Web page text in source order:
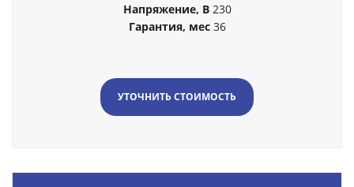
Напряжение, В230
Гарантия, мес36
УТОЧНИТЬ СТОИМОСТЬ